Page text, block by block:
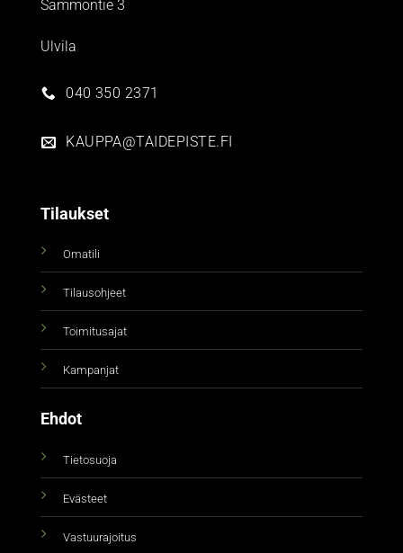
Sammontie 3
Ulvila
040 350 2371
KAUPPA@TAIDEPISTE.FI
Tilaukset
Omatili
Tilausohjeet
Toimitusajat
Kampanjat
Ehdot
Tietosuoja
Evästeet
Vastuurajoitus